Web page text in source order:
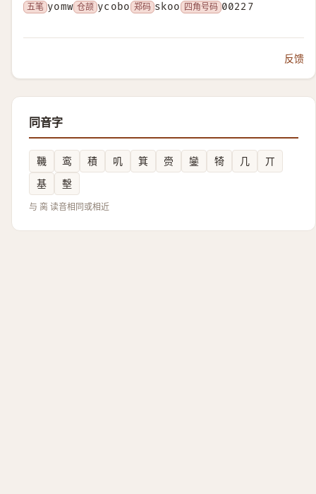
五笔 yomw 仓颉 ycobo 郑码 skoo 四角号码 00227
反馈
同音字
鞿 鸾 積 叽 箕 赍 鑾 犄 几
丌
基
墼
与 脔 读音相同或相近